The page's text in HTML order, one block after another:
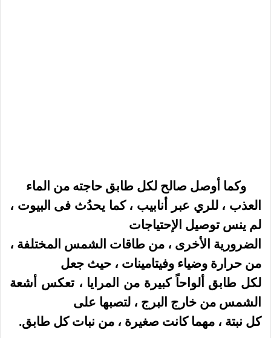
وكما أوصل صالح لكل طابق حاجته من الماء
العذب ، للري عبر أنابيب ، كما يحدُث فى البيوت ،
لم ينس توصيل الإحتياجات
الضرورية الأخرى ، من طاقات الشمس المختلفة ،
من حرارة وضياء وفيتامينات ، حيث جعل
لكل طابق ألواحاً كبيرة من المرايا ، تعكس أشعة
الشمس من خارج البرج ، لتصبها على
كل نبتة ، مهما كانت صغيرة ، من نبات كل طابق.